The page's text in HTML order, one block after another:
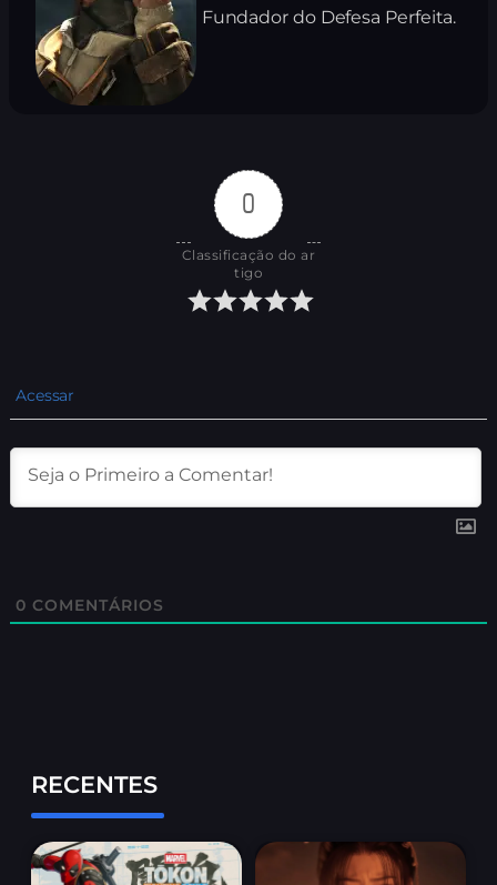
Fundador do Defesa Perfeita.
0
Classificação do ar
tigo
Acessar
0 COMENTÁRIOS
RECENTES